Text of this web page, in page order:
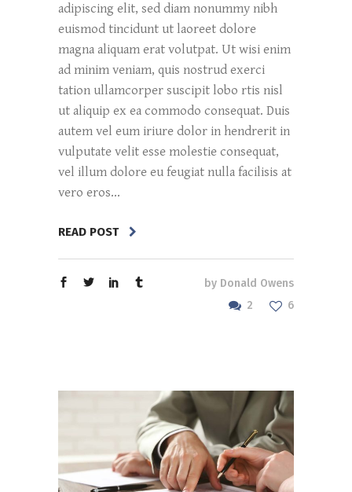
adipiscing elit, sed diam nonummy nibh
euismod tincidunt ut laoreet dolore
magna aliquam erat volutpat. Ut wisi enim
ad minim veniam, quis nostrud exerci
tation ullamcorper suscipit lobo rtis nisl
ut aliquip ex ea commodo consequat. Duis
autem vel eum iriure dolor in hendrerit in
vulputate velit esse molestie consequat,
vel illum dolore eu feugiat nulla facilisis at
vero eros...
READ POST
by Donald Owens
2
6